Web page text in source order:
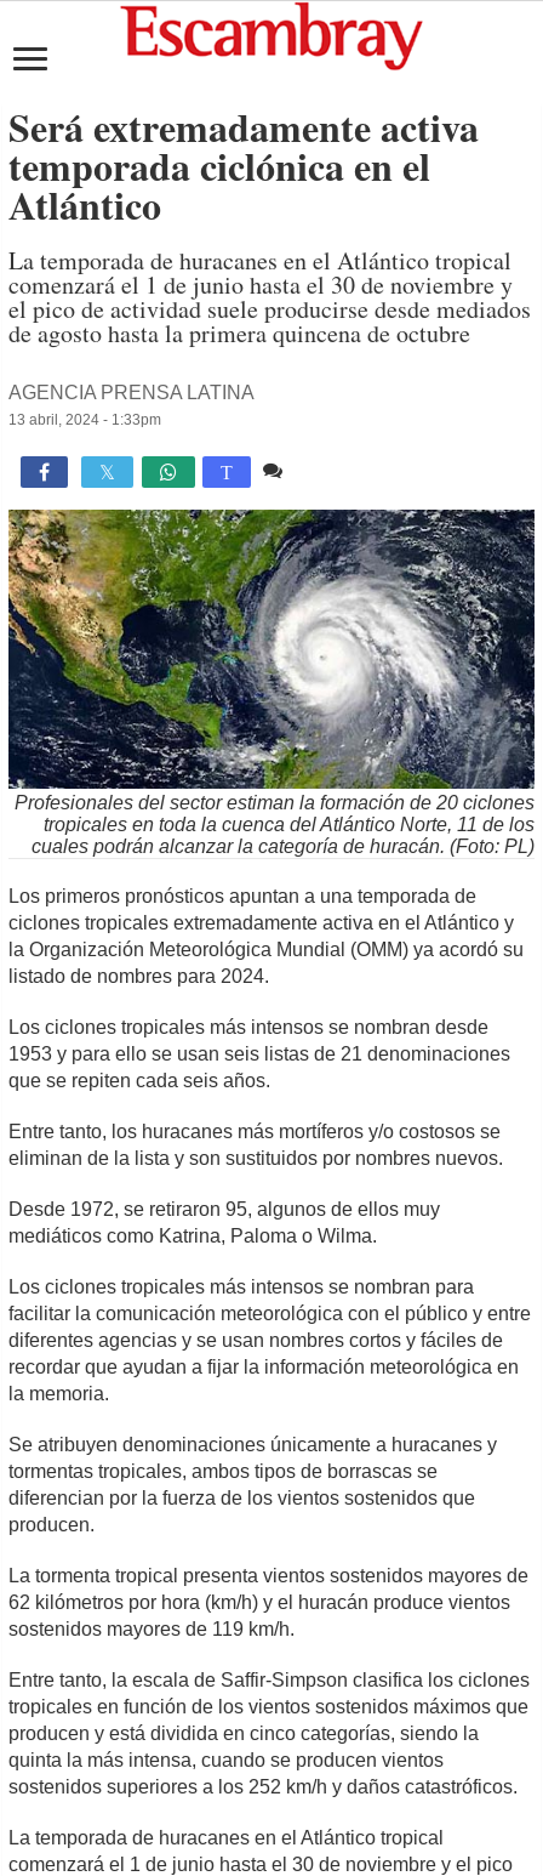
Será extremadamente activa
temporada ciclónica en el
Atlántico
La temporada de huracanes en el Atlántico tropical
comenzará el 1 de junio hasta el 30 de noviembre y
el pico de actividad suele producirse desde mediados
de agosto hasta la primera quincena de octubre
AGENCIA PRENSA LATINA
13 abril, 2024 - 1:33pm
 T
Profesionales del sector estiman la formación de 20 ciclones
tropicales en toda la cuenca del Atlántico Norte, 11 de los
cuales podrán alcanzar la categoría de huracán. (Foto: PL)
Los primeros pronósticos apuntan a una temporada de
ciclones tropicales extremadamente activa en el Atlántico y
la Organización Meteorológica Mundial (OMM) ya acordó su
listado de nombres para 2024.
Los ciclones tropicales más intensos se nombran desde
1953 y para ello se usan seis listas de 21 denominaciones
que se repiten cada seis años.
Entre tanto, los huracanes más mortíferos y/o costosos se
eliminan de la lista y son sustituidos por nombres nuevos.
Desde 1972, se retiraron 95, algunos de ellos muy
mediáticos como Katrina, Paloma o Wilma.
Los ciclones tropicales más intensos se nombran para
facilitar la comunicación meteorológica con el público y entre
diferentes agencias y se usan nombres cortos y fáciles de
recordar que ayudan a fijar la información meteorológica en
la memoria.
Se atribuyen denominaciones únicamente a huracanes y
tormentas tropicales, ambos tipos de borrascas se
diferencian por la fuerza de los vientos sostenidos que
producen.
La tormenta tropical presenta vientos sostenidos mayores de
62 kilómetros por hora (km/h) y el huracán produce vientos
sostenidos mayores de 119 km/h.
Entre tanto, la escala de Saffir-Simpson clasifica los ciclones
tropicales en función de los vientos sostenidos máximos que
producen y está dividida en cinco categorías, siendo la
quinta la más intensa, cuando se producen vientos
sostenidos superiores a los 252 km/h y daños catastróficos.
La temporada de huracanes en el Atlántico tropical
comenzará el 1 de junio hasta el 30 de noviembre y el pico